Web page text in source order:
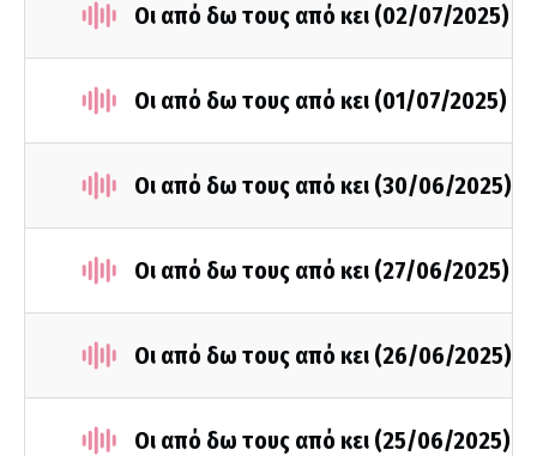
Οι από δω τους από κει (02/07/2025)
Οι από δω τους από κει (01/07/2025)
Οι από δω τους από κει (30/06/2025)
Οι από δω τους από κει (27/06/2025)
Οι από δω τους από κει (26/06/2025)
Οι από δω τους από κει (25/06/2025)